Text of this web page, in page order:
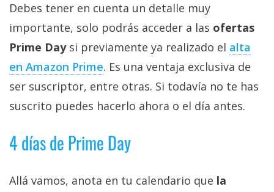
Cambiar
opciones
de
privacidad
/
Aviso
Legal
El medio de
comunicación
encontrarás
Debes tener en cuenta un detalle muy
importante, solo podrás acceder a las ofertas
Prime Daysi previamente ya realizado el alta
en Amazon Prime‎. Es una ventaja exclusiva de
ser suscriptor, entre otras. Si todavía no te has
suscrito puedes hacerlo ahora o el día antes.
4 días de Prime Day
Allá vamos, anota en tu calendario que la